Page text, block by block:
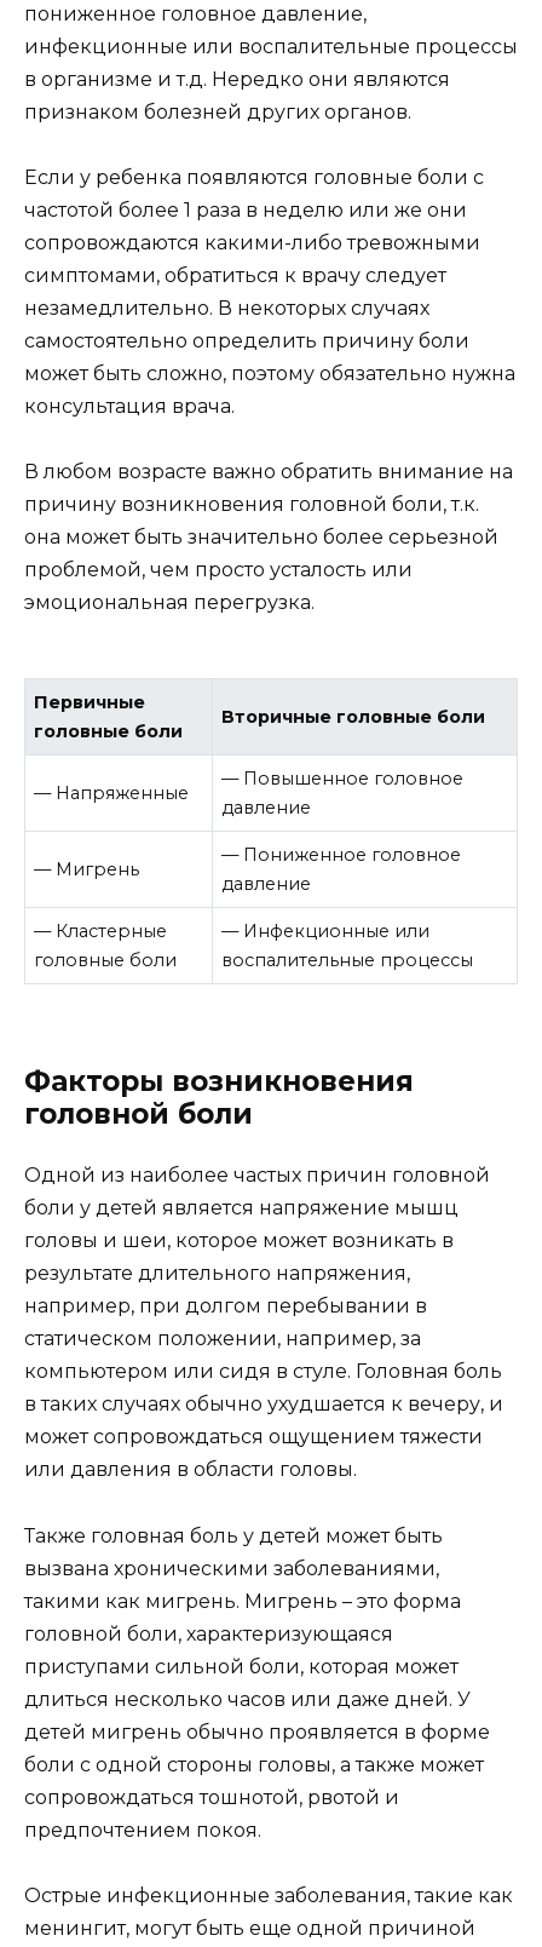
пониженное головное давление,
инфекционные или воспалительные процессы
в организме и т.д. Нередко они являются
признаком болезней других органов.
Если у ребенка появляются головные боли с
частотой более 1 раза в неделю или же они
сопровождаются какими-либо тревожными
симптомами, обратиться к врачу следует
незамедлительно. В некоторых случаях
самостоятельно определить причину боли
может быть сложно, поэтому обязательно нужна
консультация врача.
В любом возрасте важно обратить внимание на
причину возникновения головной боли, т.к.
она может быть значительно более серьезной
проблемой, чем просто усталость или
эмоциональная перегрузка.
Первичные
головные боли
Вторичные головные боли
— Напряженные
— Повышенное головное
давление
— Мигрень
— Пониженное головное
давление
— Кластерные
головные боли
— Инфекционные или
воспалительные процессы
Факторы возникновения
головной боли
Одной из наиболее частых причин головной
боли у детей является напряжение мышц
головы и шеи, которое может возникать в
результате длительного напряжения,
например, при долгом перебывании в
статическом положении, например, за
компьютером или сидя в стуле. Головная боль
в таких случаях обычно ухудшается к вечеру, и
может сопровождаться ощущением тяжести
или давления в области головы.
Также головная боль у детей может быть
вызвана хроническими заболеваниями,
такими как мигрень. Мигрень – это форма
головной боли, характеризующаяся
приступами сильной боли, которая может
длиться несколько часов или даже дней. У
детей мигрень обычно проявляется в форме
боли с одной стороны головы, а также может
сопровождаться тошнотой, рвотой и
предпочтением покоя.
Острые инфекционные заболевания, такие как
менингит, могут быть еще одной причиной